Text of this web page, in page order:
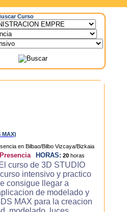
Curso
MAX)
Presencia HORAS: 20 horas
El curso de 3D STUDIO
intensivo y practico
consigue llegar a
de modelado y
MAX para la creacion